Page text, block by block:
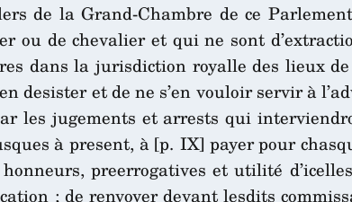
de la Grand-Chambre de ce
ou de chevalier et qui ne sont
dans la jurisdiction royalle des lieux
desister et de ne s’en vouloir servir à
les jugements et arrests qui
à present, à [p. IX] payer pour
preerrogatives et utilité
; de renvoyer devant lesdits